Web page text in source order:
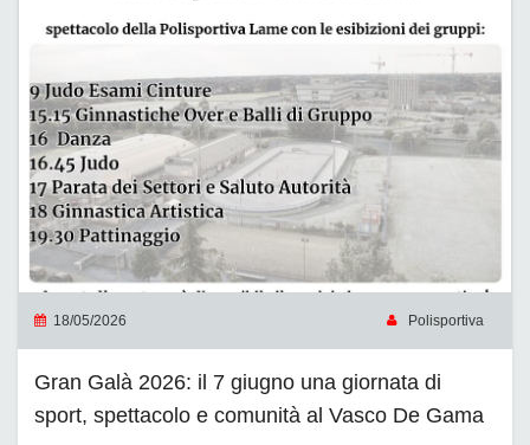
18/05/2026 Polisportiva
Gran Galà 2026: il 7 giugno una giornata di
sport, spettacolo e comunità al Vasco De Gama